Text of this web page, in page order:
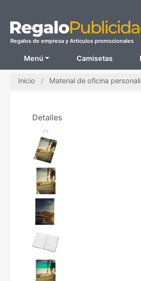
Regalos de empresa y Artículos promocionales
Menú Camisetas
Inicio Material de oficina
Detalles